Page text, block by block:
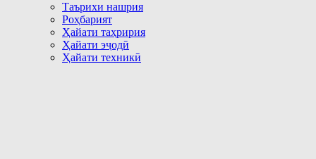
Таърихи нашрия
Роҳбарият
Ҳайати таҳририя
Ҳайати эҷодӣ
Ҳайати техникӣ